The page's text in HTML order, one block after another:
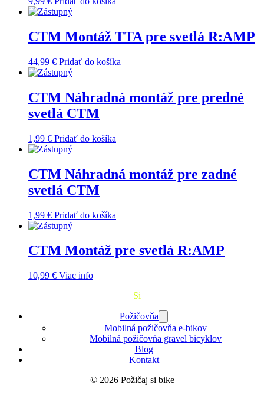
CTM Montáž TTA pre svetlá R:AMP
44,99 € Pridať do košíka
CTM Náhradná montáž pre predné
svetlá CTM
1,99 € Pridať do košíka
CTM Náhradná montáž pre zadné
svetlá CTM
1,99 € Pridať do košíka
CTM Montáž pre svetlá R:AMP
10,99 € Viac info
Si
Požičovňa
Mobilná požičovňa e-bikov
Mobilná požičovňa gravel bicyklov
Blog
Kontakt
© 2026 Požičaj si bike